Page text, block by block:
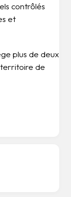
contrôlés
et
plus de deux
territoire de